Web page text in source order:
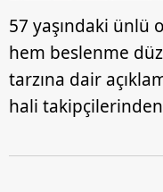
57 yaşındaki ünlü
hem beslenme
tarzına dair
hali